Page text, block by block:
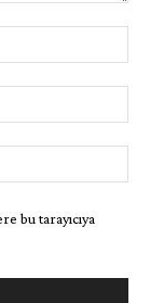
bu tarayıcıya